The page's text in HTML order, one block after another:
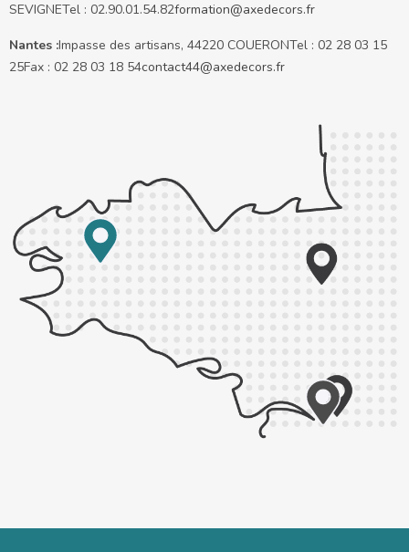
SEVIGNETel : 02.90.01.54.82formation@axedecors.fr
Nantes :Impasse des artisans, 44220 COUERONTel : 02 28 03 15
25Fax : 02 28 03 18 54contact44@axedecors.fr